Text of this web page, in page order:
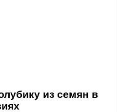
из семян в